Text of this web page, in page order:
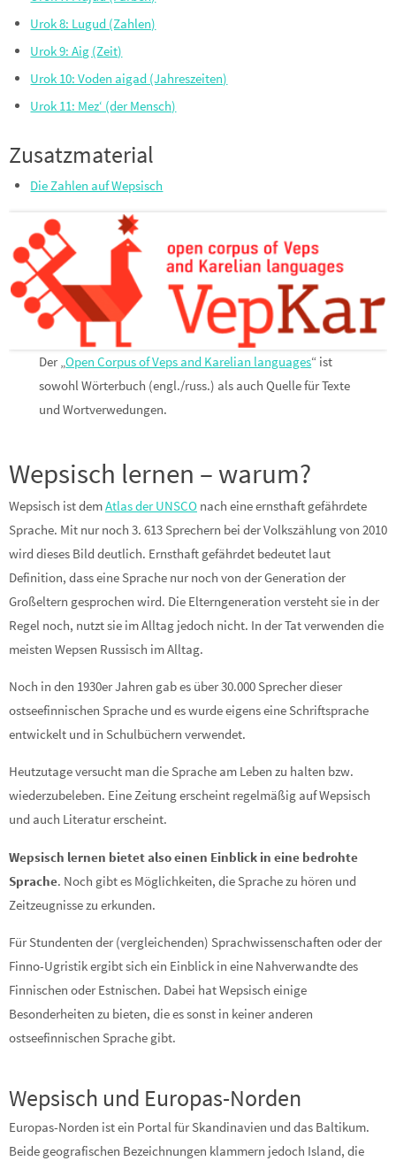
Urok 8: Lugud (Zahlen)
Urok 9: Aig (Zeit)
Urok 10: Voden aigad (Jahreszeiten)
Urok 11: Mez‘ (der Mensch)
Zusatzmaterial
Die Zahlen auf Wepsisch
Der „Open Corpus of Veps and Karelian languages“ ist
sowohl Wörterbuch (engl./russ.) als auch Quelle für Texte
und Wortverwedungen.
Wepsisch lernen – warum?
Wepsisch ist demAtlas der UNSCO nach eine ernsthaft gefährdete
Sprache. Mit nur noch 3. 613 Sprechern bei der Volkszählung von 2010
wird dieses Bild deutlich. Ernsthaft gefährdet bedeutet laut
Definition, dass eine Sprache nur noch von der Generation der
Großeltern gesprochen wird. Die Elterngeneration versteht sie in der
Regel noch, nutzt sie im Alltag jedoch nicht. In der Tat verwenden die
meisten Wepsen Russisch im Alltag.
Noch in den 1930er Jahren gab es über 30.000 Sprecher dieser
ostseefinnischen Sprache und es wurde eigens eine Schriftsprache
entwickelt und in Schulbüchern verwendet.
Heutzutage versucht man die Sprache am Leben zu halten bzw.
wiederzubeleben. Eine Zeitung erscheint regelmäßig auf Wepsisch
und auch Literatur erscheint.
Wepsisch lernen bietet also einen Einblick in eine bedrohte
Sprache. Noch gibt es Möglichkeiten, die Sprache zu hören und
Zeitzeugnisse zu erkunden.
Für Stundenten der (vergleichenden) Sprachwissenschaften oder der
Finno-Ugristik ergibt sich ein Einblick in eine Nahverwandte des
Finnischen oder Estnischen. Dabei hat Wepsisch einige
Besonderheiten zu bieten, die es sonst in keiner anderen
ostseefinnischen Sprache gibt.
Wepsisch und Europas-Norden
Europas-Norden ist ein Portal für Skandinavien und das Baltikum.
Beide geografischen Bezeichnungen klammern jedoch Island, die